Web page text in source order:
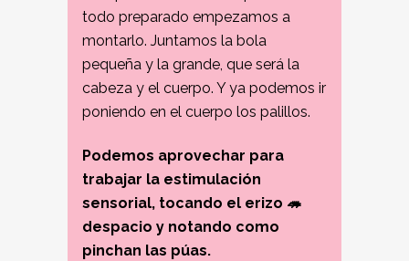
todo preparado empezamos a
montarlo. Juntamos la bola
pequeña y la grande, que será la
cabeza y el cuerpo. Y ya podemos ir
poniendo en el cuerpo los palillos.
Podemos aprovechar para
trabajar la estimulación
sensorial, tocando el erizo 🦔
despacio y notando como
pinchan las púas.